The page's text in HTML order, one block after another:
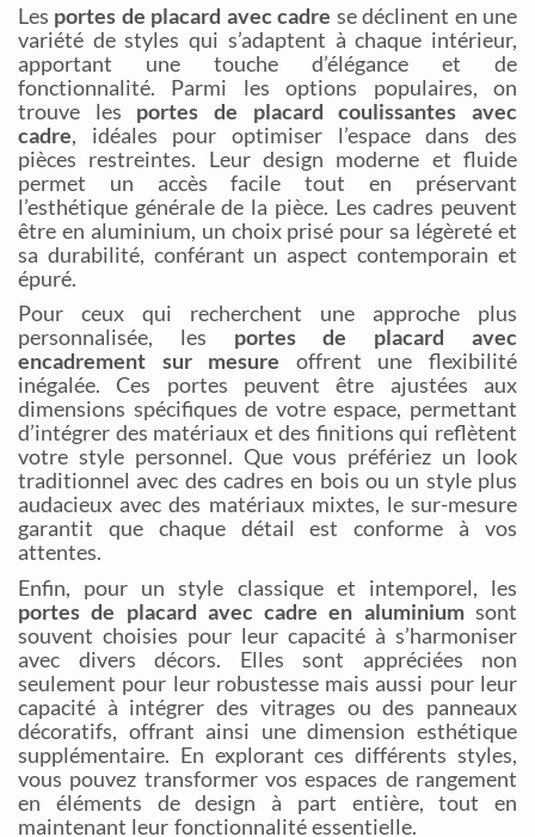
Les portes de placard avec cadre se déclinent en une
variété de styles qui s’adaptent à chaque intérieur,
apportant une touche d’élégance et de
fonctionnalité. Parmi les options populaires, on
trouve les portes de placard coulissantes avec
cadre, idéales pour optimiser l’espace dans des
pièces restreintes. Leur design moderne et fluide
permet un accès facile tout en préservant
l’esthétique générale de la pièce. Les cadres peuvent
être en aluminium, un choix prisé pour sa légèreté et
sa durabilité, conférant un aspect contemporain et
épuré.
Pour ceux qui recherchent une approche plus
personnalisée, les portes de placard avec
encadrement sur mesure offrent une flexibilité
inégalée. Ces portes peuvent être ajustées aux
dimensions spécifiques de votre espace, permettant
d’intégrer des matériaux et des finitions qui reflètent
votre style personnel. Que vous préfériez un look
traditionnel avec des cadres en bois ou un style plus
audacieux avec des matériaux mixtes, le sur-mesure
garantit que chaque détail est conforme à vos
attentes.
Enfin, pour un style classique et intemporel, les
portes de placard avec cadre en aluminiumsont
souvent choisies pour leur capacité à s’harmoniser
avec divers décors. Elles sont appréciées non
seulement pour leur robustesse mais aussi pour leur
capacité à intégrer des vitrages ou des panneaux
décoratifs, offrant ainsi une dimension esthétique
supplémentaire. En explorant ces différents styles,
vous pouvez transformer vos espaces de rangement
en éléments de design à part entière, tout en
maintenant leur fonctionnalité essentielle.